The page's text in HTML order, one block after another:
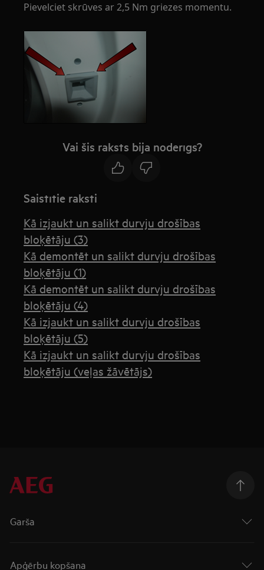
Pievelciet skrūves ar 2,5 Nm griezes momentu.
Vai šis raksts bija noderīgs?
Saistītie raksti
Kā izjaukt un salikt durvju drošības
bloķētāju (3)
Kā demontēt un salikt durvju drošības
bloķētāju (1)
Kā demontēt un salikt durvju drošības
bloķētāju (4)
Kā izjaukt un salikt durvju drošības
bloķētāju (5)
Kā izjaukt un salikt durvju drošības
bloķētāju (veļas žāvētājs)
Garša
Apģērbu kopšana